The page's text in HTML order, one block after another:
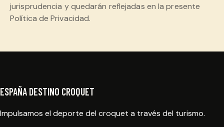
jurisprudencia y quedarán reflejadas en la presente
Política de Privacidad.
ESPAÑA DESTINO CROQUET
Impulsamos el deporte del croquet a través del turismo.